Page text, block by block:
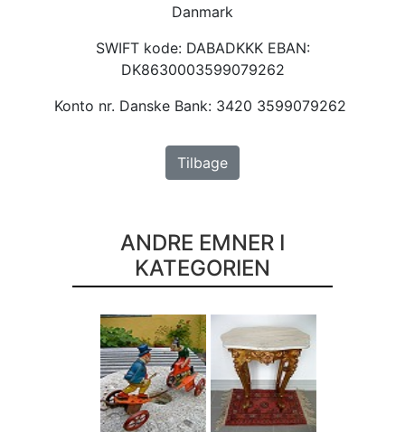
Danmark
SWIFT kode: DABADKKK EBAN:
DK8630003599079262
Konto nr. Danske Bank: 3420 3599079262
Tilbage
ANDRE EMNER I
KATEGORIEN